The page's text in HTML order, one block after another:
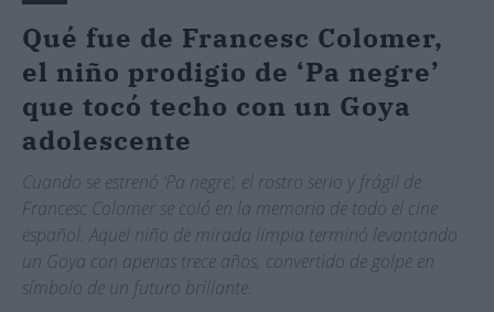
Qué fue de Francesc Colomer,
el niño prodigio de ‘Pa negre’
que tocó techo con un Goya
adolescente
Cuando se estrenó ‘Pa negre’, el rostro serio y frágil de
Francesc Colomer se coló en la memoria de todo el cine
español. Aquel niño de mirada limpia terminó levantando
un Goya con apenas trece años, convertido de golpe en
símbolo de un futuro brillante.